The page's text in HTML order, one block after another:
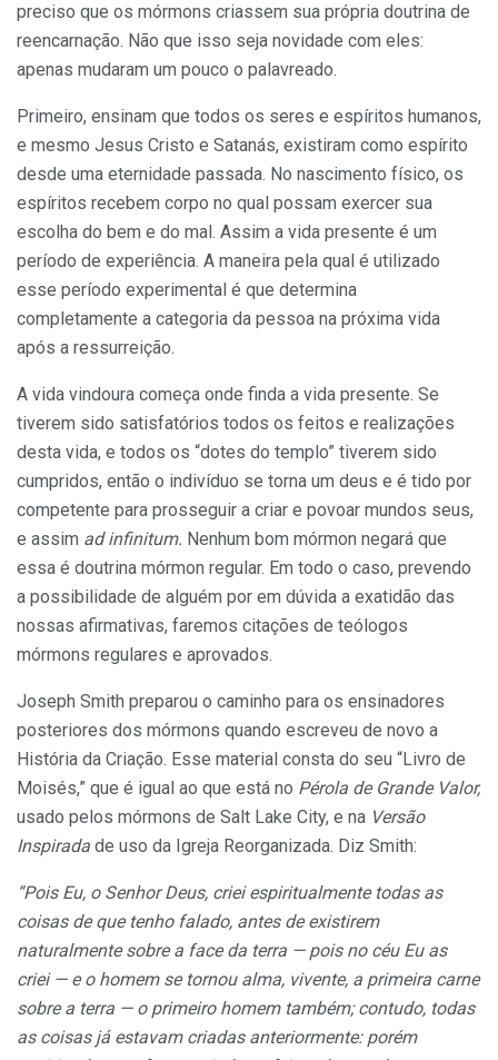
preciso que os mórmons criassem sua própria doutrina de
reencarnação. Não que isso seja novidade com eles:
apenas mudaram um pouco o palavreado.
Primeiro, ensinam que todos os seres e espíritos humanos,
e mesmo Jesus Cristo e Satanás, existiram como espírito
desde uma eternidade passada. No nascimento físico, os
espíritos recebem corpo no qual possam exercer sua
escolha do bem e do mal. Assim a vida presente é um
período de experiência. A maneira pela qual é utilizado
esse período experimental é que determina
completamente a categoria da pessoa na próxima vida
após a ressurreição.
A vida vindoura começa onde finda a vida presente. Se
tiverem sido satisfatórios todos os feitos e realizações
desta vida, e todos os “dotes do templo” tiverem sido
cumpridos, então o indivíduo se torna um deus e é tido por
competente para prosseguir a criar e povoar mundos seus,
e assim ad infinitum. Nenhum bom mórmon negará que
essa é doutrina mórmon regular. Em todo o caso, prevendo
a possibilidade de alguém por em dúvida a exatidão das
nossas afirmativas, faremos citações de teólogos
mórmons regulares e aprovados.
Joseph Smith preparou o caminho para os ensinadores
posteriores dos mórmons quando escreveu de novo a
História da Criação. Esse material consta do seu “Livro de
Moisés,” que é igual ao que está no Pérola de Grande Valor,
usado pelos mórmons de Salt Lake City, e na Versão
Inspirada de uso da Igreja Reorganizada. Diz Smith:
“Pois Eu, o Senhor Deus, criei espiritualmente todas as
coisas de que tenho falado, antes de existirem
naturalmentesobrea face da terra — pois no céu Eu as
criei — e o homem se tornou alma, vivente, a primeira carne
sobrea terra — o primeiro homem também; contudo, todas
as coisas já estavam criadas anteriormente: porém